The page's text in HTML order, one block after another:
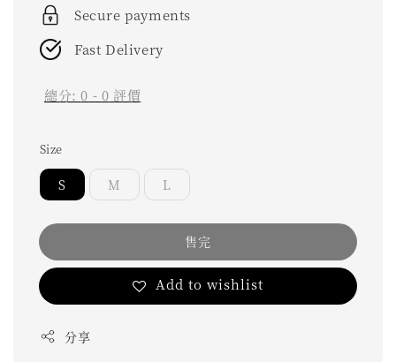
Secure payments
Fast Delivery
總分:0 - 0 評價
Size
S M L
售完
Add to wishlist
分享